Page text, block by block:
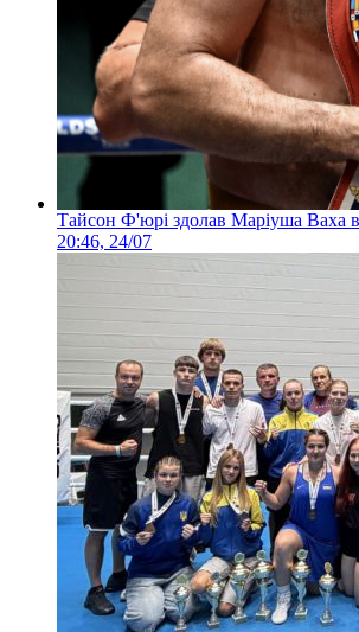
Тайсон Ф'юрі здолав Маріуша Ваха в
20:46, 24/07